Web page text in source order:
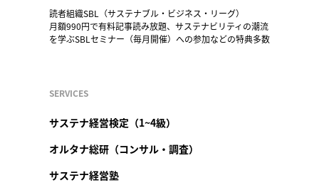
読者組織SBL（サステナブル・ビジネス・リーグ）
月額990円で有料記事読み放題、サステナビリティの潮流
を学ぶSBLセミナー（毎月開催）への参加などの特典多数
SERVICES
サステナ経営検定（1~4級）
オルタナ総研（コンサル・調査）
サステナ経営塾